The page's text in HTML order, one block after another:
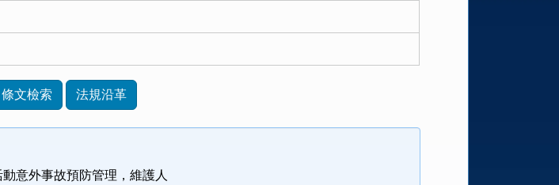
條文檢索 法規沿革
意外事故預防管理，維護人